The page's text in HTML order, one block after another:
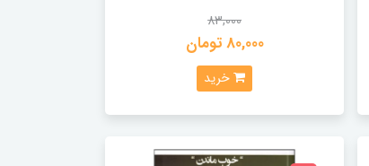
83,000
80,000 تومان
خرید